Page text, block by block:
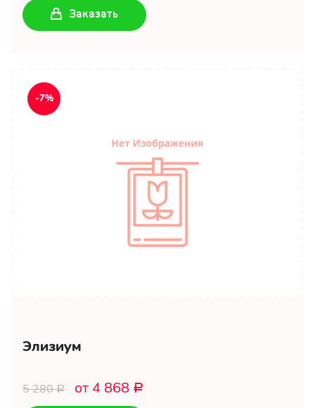
Заказать
-7%
Элизиум
5 280Р от 4 868 Р